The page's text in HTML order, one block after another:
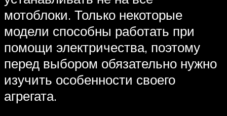
мотоблоки. Только некоторые
модели способны работать при
помощи электричества, поэтому
перед выбором обязательно нужно
изучить особенности своего
агрегата.